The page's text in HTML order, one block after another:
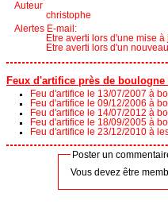
Auteur
christophe
Alertes E-mail:
Etre averti lors d'une mise à
Etre averti lors d'un
Feux d'artifice près de
Feu d'artifice le 13/07/2007 à
Feu d'artifice le 09/12/2006 à
Feu d'artifice le 14/07/2012 à
Feu d'artifice le 18/09/2005 à
Feu d'artifice le 23/12/2010 à
Poster un
Vous devez être